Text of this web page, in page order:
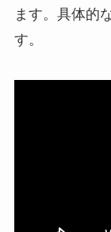
ます。具体的
す。